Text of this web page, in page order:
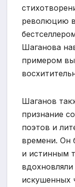
революцию
Шаганова
примером
Шаганов
признание
поэтов и
времени. Он
и истинным
искушенных